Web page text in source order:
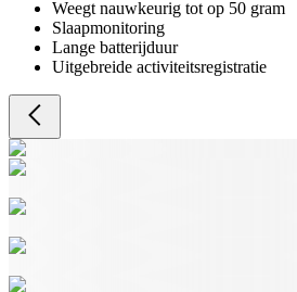
Weegt nauwkeurig tot op 50 gram
Slaapmonitoring
Lange batterijduur
Uitgebreide activiteitsregistratie